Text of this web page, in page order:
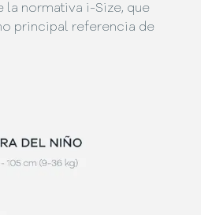
la normativa i-Size, que
principal referencia de